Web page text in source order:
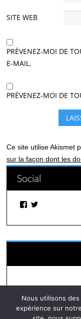
SITE WEB
PRÉVENEZ-MOI DE
E-MAIL.
PRÉVENEZ-MOI DE
Ce site utilise Akismet
sur la façon dont les
Social
Facebook
Nous utilisons
expérience sur